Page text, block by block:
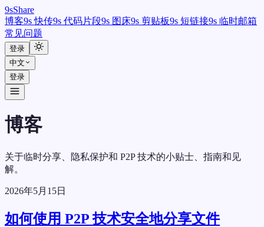
9sShare
博客9s 快传9s 代码片段9s 图床9s 剪贴板9s 短链接9s 临时邮箱
常见问题
登录
中文
登录
博客
关于临时分享、隐私保护和 P2P 技术的小贴士、指南和见
解。
2026年5月15日
如何使用 P2P 技术安全地分享文件